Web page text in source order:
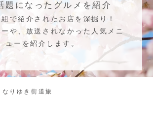
題になったグルメを紹介
で紹介されたお店を深掘り！
や、放送されなかった人気メニ
ューを紹介します。
なりゆき街道旅